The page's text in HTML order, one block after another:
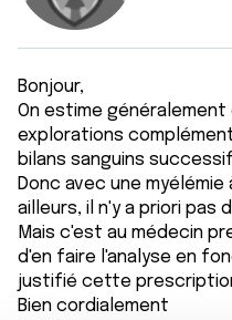
Bonjour,
On estime
explorations
bilans sanguins
Donc avec une
ailleurs, il n'y a priori pas
Mais c'est au médecin
d'en faire l'analyse en
justifié cette
Bien cordialement